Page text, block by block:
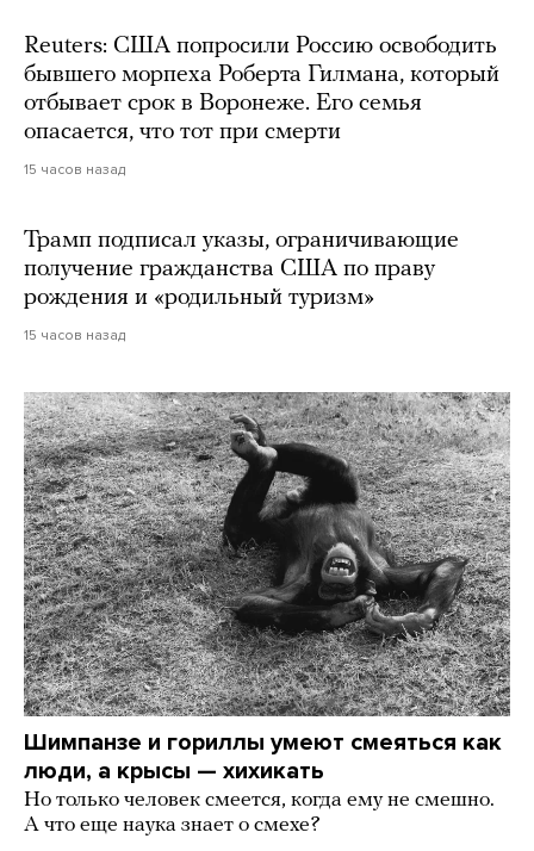
Reuters: США попросили Россию освободить
бывшего морпеха Роберта Гилмана, который
отбывает срок в Воронеже. Его семья
опасается, что тот при смерти
15 часов назад
Трамп подписал указы, ограничивающие
получение гражданства США по праву
рождения и «родильный туризм»
15 часов назад
Шимпанзе и гориллы умеют смеяться как
люди, а крысы — хихикать
Но только человек смеется, когда ему не смешно.
А что еще наука знает о смехе?